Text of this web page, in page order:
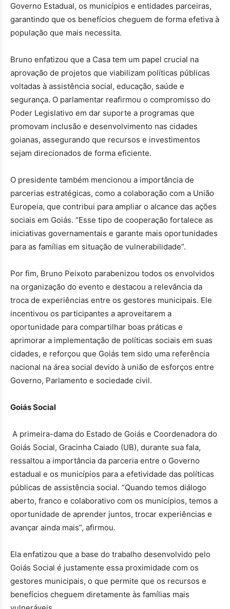
Governo Estadual, os municípios e entidades parceiras,
garantindo que os benefícios cheguem de forma efetiva à
população que mais necessita.
Bruno enfatizou que a Casa tem um papel crucial na
aprovação de projetos que viabilizam políticas públicas
voltadas à assistência social, educação, saúde e
segurança. O parlamentar reafirmou o compromisso do
Poder Legislativo em dar suporte a programas que
promovam inclusão e desenvolvimento nas cidades
goianas, assegurando que recursos e investimentos
sejam direcionados de forma eficiente.
O presidente também mencionou a importância de
parcerias estratégicas, como a colaboração com a União
Europeia, que contribui para ampliar o alcance das ações
sociais em Goiás. “Esse tipo de cooperação fortalece as
iniciativas governamentais e garante mais oportunidades
para as famílias em situação de vulnerabilidade”.
Por fim, Bruno Peixoto parabenizou todos os envolvidos
na organização do evento e destacou a relevância da
troca de experiências entre os gestores municipais. Ele
incentivou os participantes a aproveitarem a
oportunidade para compartilhar boas práticas e
aprimorar a implementação de políticas sociais em suas
cidades, e reforçou que Goiás tem sido uma referência
nacional na área social devido à união de esforços entre
Governo, Parlamento e sociedade civil.
Goiás Social
A primeira-dama do Estado de Goiás e Coordenadora do
Goiás Social, Gracinha Caiado (UB), durante sua fala,
ressaltou a importância da parceria entre o Governo
estadual e os municípios para a efetividade das políticas
públicas de assistência social. “Quando temos diálogo
aberto, franco e colaborativo com os municípios, temos a
oportunidade de aprender juntos, trocar experiências e
avançar ainda mais”, afirmou.
Ela enfatizou que a base do trabalho desenvolvido pelo
Goiás Social é justamente essa proximidade com os
gestores municipais, o que permite que os recursos e
benefícios cheguem diretamente às famílias mais